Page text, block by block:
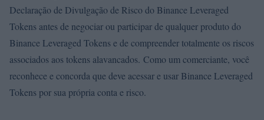
Declaração de Divulgação de Risco do Binance Leveraged
Tokens antes de negociar ou participar de qualquer produto do
Binance Leveraged Tokens e de compreender totalmente os riscos
associados aos tokens alavancados. Como um comerciante, você
reconhece e concorda que deve acessar e usar Binance Leveraged
Tokens por sua própria conta e risco.